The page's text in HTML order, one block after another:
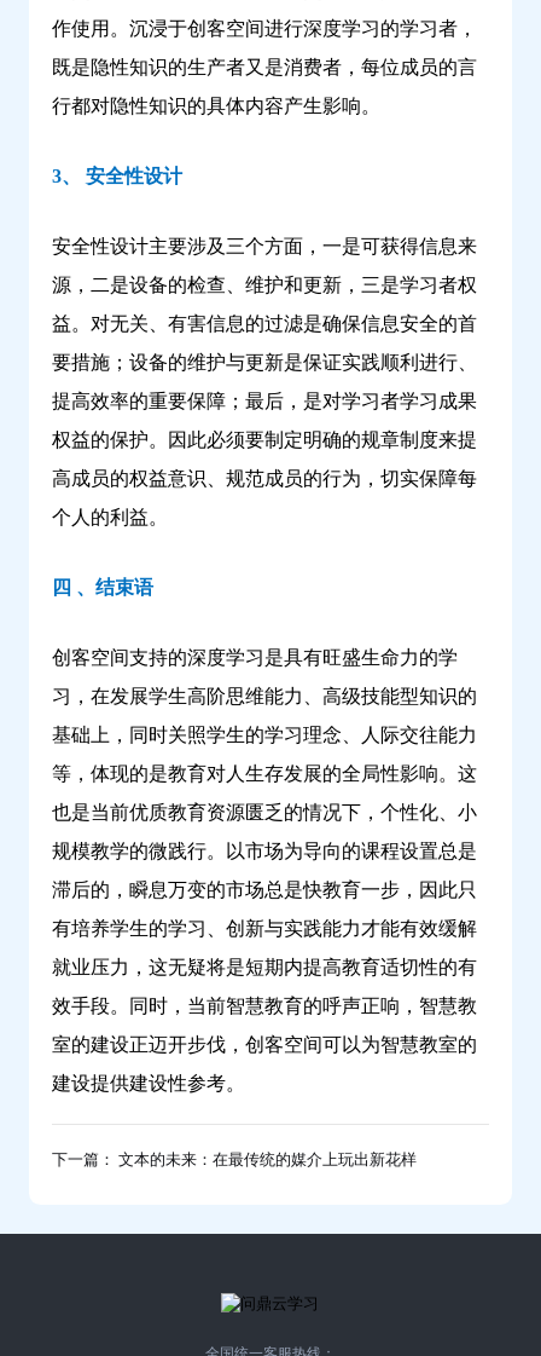
作使用。沉浸于创客空间进行深度学习的学习者，
既是隐性知识的生产者又是消费者，每位成员的言
行都对隐性知识的具体内容产生影响。
3、 安全性设计
安全性设计主要涉及三个方面，一是可获得信息来
源，二是设备的检查、维护和更新，三是学习者权
益。对无关、有害信息的过滤是确保信息安全的首
要措施；设备的维护与更新是保证实践顺利进行、
提高效率的重要保障；最后，是对学习者学习成果
权益的保护。因此必须要制定明确的规章制度来提
高成员的权益意识、规范成员的行为，切实保障每
个人的利益。
四 、结束语
创客空间支持的深度学习是具有旺盛生命力的学
习，在发展学生高阶思维能力、高级技能型知识的
基础上，同时关照学生的学习理念、人际交往能力
等，体现的是教育对人生存发展的全局性影响。这
也是当前优质教育资源匮乏的情况下，个性化、小
规模教学的微践行。以市场为导向的课程设置总是
滞后的，瞬息万变的市场总是快教育一步，因此只
有培养学生的学习、创新与实践能力才能有效缓解
就业压力，这无疑将是短期内提高教育适切性的有
效手段。同时，当前智慧教育的呼声正响，智慧教
室的建设正迈开步伐，创客空间可以为智慧教室的
建设提供建设性参考。
下一篇： 文本的未来：在最传统的媒介上玩出新花样